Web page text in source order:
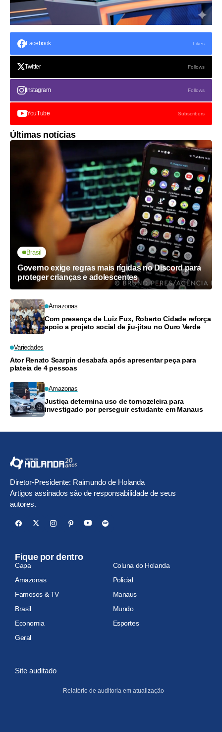
Facebook Likes
Twitter Follows
Instagram Follows
YouTube Subscribers
Últimas notícias
Brasil
Governo exige regras mais rígidas no Discord para
proteger crianças e adolescentes
Amazonas
Com presença de Luiz Fux, Roberto Cidade reforça
apoio a projeto social de jiu-jitsu no Ouro Verde
Variedades
Ator Renato Scarpin desabafa após apresentar peça para
plateia de 4 pessoas
Amazonas
Justiça determina uso de tornozeleira para
investigado por perseguir estudante em Manaus
Diretor-Presidente: Raimundo de Holanda
Artigos assinados são de responsabilidade de seus
autores.
Fique por dentro
Capa
Coluna do Holanda
Amazonas
Policial
Famosos & TV
Manaus
Brasil
Mundo
Economia
Esportes
Geral
Site auditado
Relatório de auditoria em atualização